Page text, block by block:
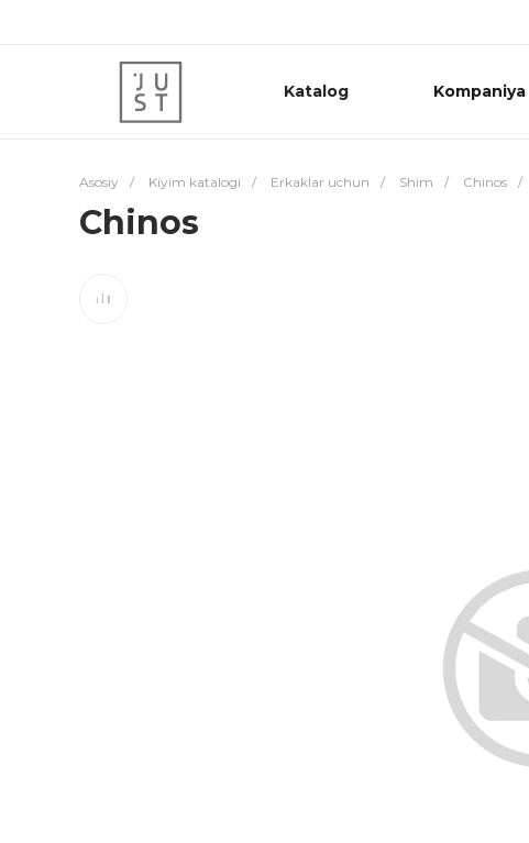
Katalog Kompaniya
Asosiy / Kiyim katalogi / Erkaklar uchun / Shim / Chinos /
Chinos